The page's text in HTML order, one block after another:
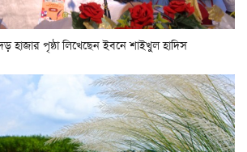
হাজার পৃষ্ঠা লিখেছেন ইবনে শাইখুল হাদিস